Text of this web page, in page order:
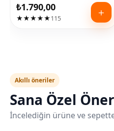
₺1.790,00
★★★★★115 ＋
Akıllı öneriler
Sana Özel
İncelediğin ürüne ve